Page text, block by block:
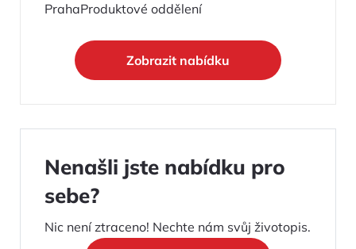
PrahaProduktové oddělení
Zobrazit nabídku
Nenašli jste nabídku pro
sebe?
Nic není ztraceno! Nechte nám svůj životopis.